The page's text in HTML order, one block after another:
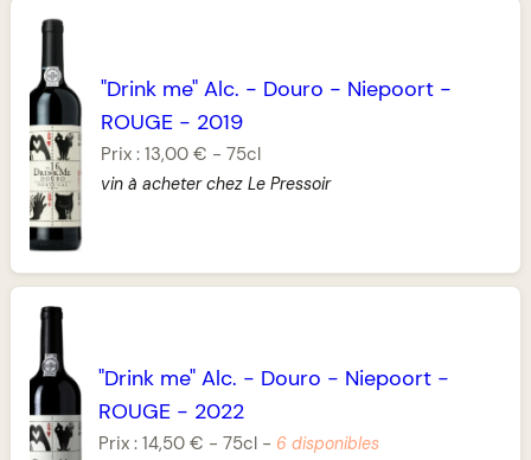
"Drink me" Alc. - Douro - Niepoort-
ROUGE- 2019
Prix : 13,00 € - 75cl
vin à acheter chez Le Pressoir
"Drink me" Alc. - Douro - Niepoort-
ROUGE- 2022
Prix : 14,50 € - 75cl- 6 disponibles